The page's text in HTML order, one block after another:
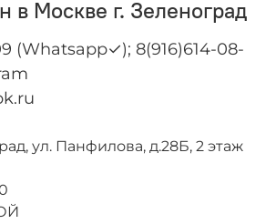
в Москве г. Зеленоград
(Whatsapp✓); 8(916)614-08-
ул. Панфилова, д.28Б, 2 этаж